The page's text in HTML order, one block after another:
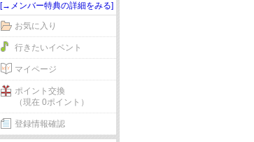
[→メンバー特典の詳細をみる]
お気に入り
行きたいイベント
マイページ
ポイント交換
（現在 0ポイント）
登録情報確認